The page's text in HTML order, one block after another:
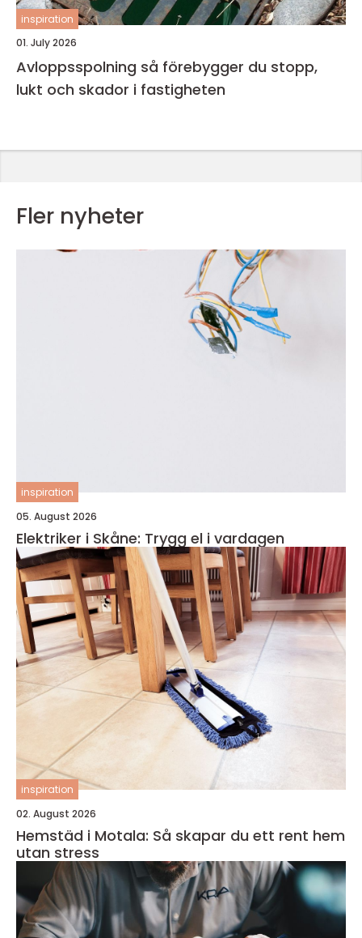
inspiration
01. July 2026
Avloppsspolning så förebygger du stopp,
lukt och skador i fastigheten
Fler nyheter
inspiration
05. August 2026
Elektriker i Skåne: Trygg el i vardagen
inspiration
02. August 2026
Hemstäd i Motala: Så skapar du ett rent hem
utan stress